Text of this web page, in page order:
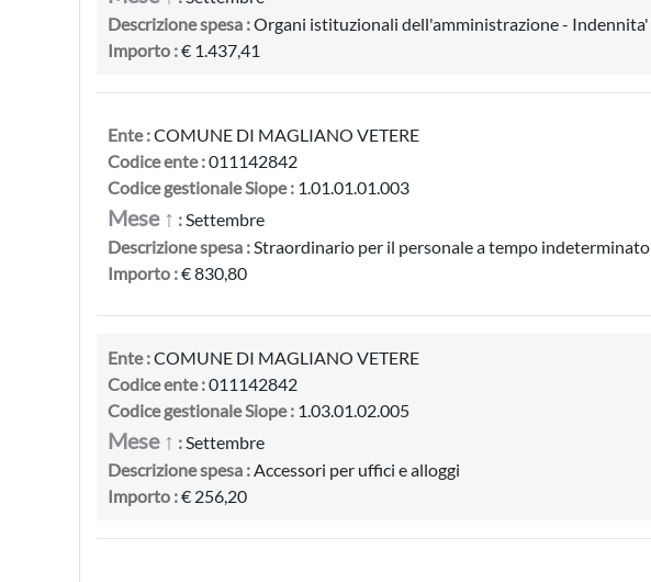
Descrizione spesa :Organi istituzionali dell'amministrazione - Indennita'
Importo :€ 1.437,41
Ente :COMUNE DI MAGLIANO VETERE
Codice ente :011142842
Codice gestionale Siope : 1.01.01.01.003
Mese ↑ :Settembre
Descrizione spesa :Straordinario per il personale a tempo indeterminato
Importo :€ 830,80
Ente :COMUNE DI MAGLIANO VETERE
Codice ente :011142842
Codice gestionale Siope : 1.03.01.02.005
Mese ↑ :Settembre
Descrizione spesa :Accessori per uffici e alloggi
Importo :€ 256,20